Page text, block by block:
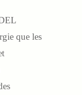
que les